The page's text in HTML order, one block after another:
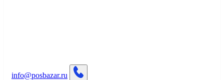
info@posbazar.ru